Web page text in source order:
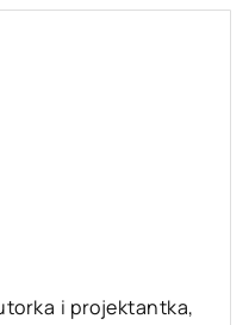
i projektantka,